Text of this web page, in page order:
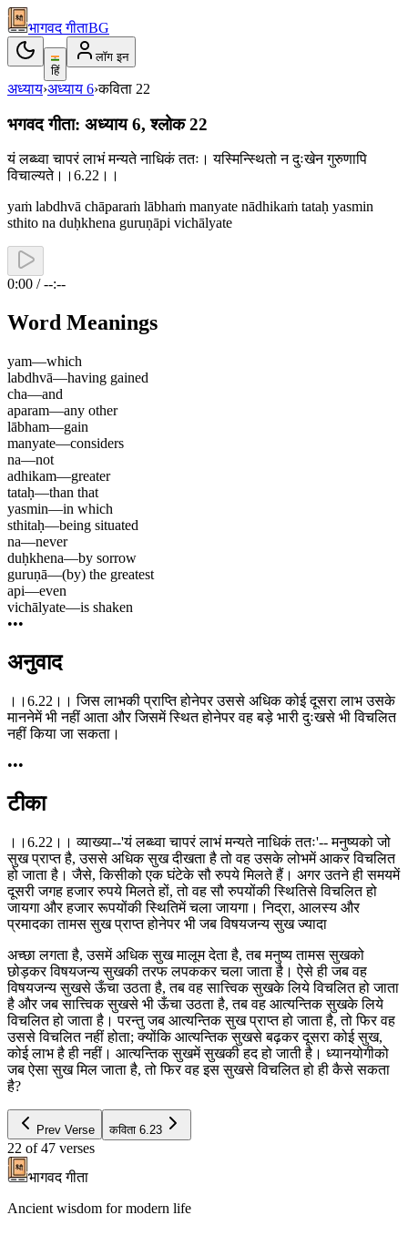
भागवद गीताBG
हिं
लॉग इन
अध्याय›अध्याय 6›कविता 22
भगवद गीता: अध्याय 6, श्लोक 22
यं लब्ध्वा चापरं लाभं मन्यते नाधिकं ततः। यस्मिन्स्थितो न दुःखेन गुरुणापि
विचाल्यते।।6.22।।
yaṁ labdhvā chāparaṁ lābhaṁ manyate nādhikaṁ tataḥ yasmin
sthito na duḥkhena guruṇāpi vichālyate
0:00 / --:--
Word Meanings
yam—which
labdhvā—having gained
cha—and
aparam—any other
lābham—gain
manyate—considers
na—not
adhikam—greater
tataḥ—than that
yasmin—in which
sthitaḥ—being situated
na—never
duḥkhena—by sorrow
guruṇā—(by) the greatest
api—even
vichālyate—is shaken
•••
अनुवाद
।।6.22।। जिस लाभकी प्राप्ति होनेपर उससे अधिक कोई दूसरा लाभ उसके
माननेमें भी नहीं आता और जिसमें स्थित होनेपर वह बड़े भारी दुःखसे भी विचलित
नहीं किया जा सकता।
•••
टीका
।।6.22।। व्याख्या--'यं लब्ध्वा चापरं लाभं मन्यते नाधिकं ततः'-- मनुष्यको जो
सुख प्राप्त है, उससे अधिक सुख दीखता है तो वह उसके लोभमें आकर विचलित
हो जाता है। जैसे, किसीको एक घंटेके सौ रुपये मिलते हैं। अगर उतने ही समयमें
दूसरी जगह हजार रुपये मिलते हों, तो वह सौ रुपयोंकी स्थितिसे विचलित हो
जायगा और हजार रूपयोंकी स्थितिमें चला जायगा। निद्रा, आलस्य और
प्रमादका तामस सुख प्राप्त होनेपर भी जब विषयजन्य सुख ज्यादा
अच्छा लगता है, उसमें अधिक सुख मालूम देता है, तब मनुष्य तामस सुखको
छोड़कर विषयजन्य सुखकी तरफ लपककर चला जाता है। ऐसे ही जब वह
विषयजन्य सुखसे ऊँचा उठता है, तब वह सात्त्विक सुखके लिये विचलित हो जाता
है और जब सात्त्विक सुखसे भी ऊँचा उठता है, तब वह आत्यन्तिक सुखके लिये
विचलित हो जाता है। परन्तु जब आत्यन्तिक सुख प्राप्त हो जाता है, तो फिर वह
उससे विचलित नहीं होता; क्योंकि आत्यन्तिक सुखसे बढ़कर दूसरा कोई सुख,
कोई लाभ है ही नहीं। आत्यन्तिक सुखमें सुखकी हद हो जाती है। ध्यानयोगीको
जब ऐसा सुख मिल जाता है, तो फिर वह इस सुखसे विचलित हो ही कैसे सकता
है?
Prev Verse कविता 6.23
22 of 47 verses
भागवद गीता
Ancient wisdom for modern life